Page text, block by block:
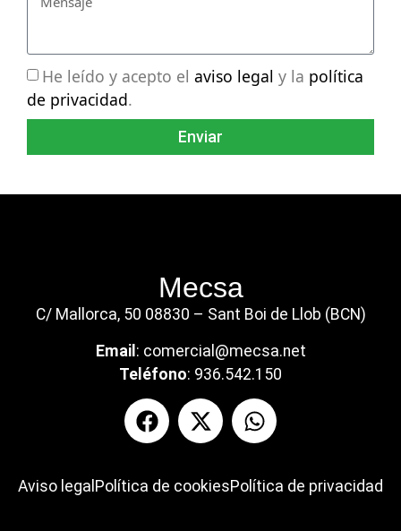
He leído y acepto el aviso legal y la política
de privacidad.
Enviar
Mecsa
C/ Mallorca, 50 08830 – Sant Boi de Llob (BCN)
Email : comercial@mecsa.net
Teléfono: 936.542.150
Aviso legal Política de cookiesPolítica de privacidad